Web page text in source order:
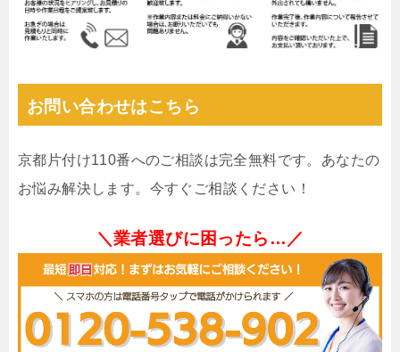
お問い合わせはこちら
京都片付け110番へのご相談は完全無料です。あなたの
お悩み解決します。今すぐご相談ください！
＼業者選びに困ったら…／